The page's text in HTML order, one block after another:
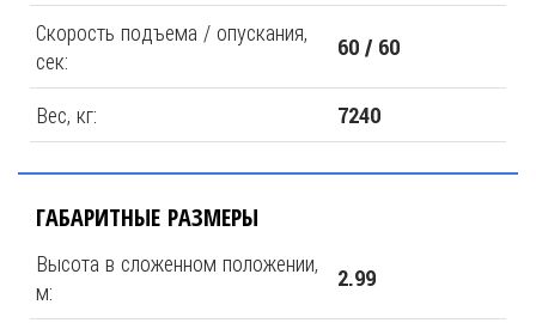
Скорость подъема / опускания,
сек:
60 / 60
Вес, кг: 7240
ГАБАРИТНЫЕ РАЗМЕРЫ
Высота в сложенном положении,
м:
2.99